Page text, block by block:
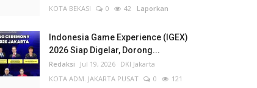
KOTA BEKASI
0 42 Laporkan
Indonesia Game Experience (IGEX)
2026 Siap Digelar, Dorong...
Redaksi Jul 19, 2026 DKI Jakarta
KOTA ADM. JAKARTA PUSAT
0
121